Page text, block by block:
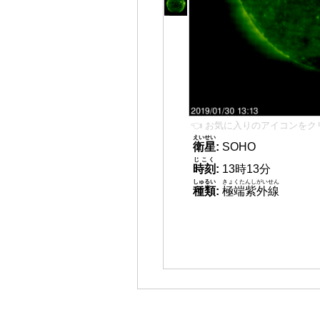
👈 お気に入りのアイコンをク
衛星
えいせい
: SOHO
時刻
じこく
: 13時13分
種類
しゅるい
: 極端紫外線
きょくたんしがいせん